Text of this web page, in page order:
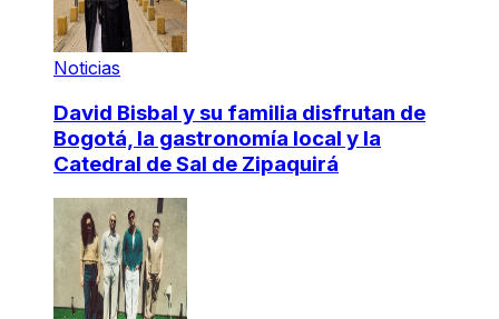
Noticias
David Bisbal y su familia disfrutan de
Bogotá, la gastronomía local y la
Catedral de Sal de Zipaquirá